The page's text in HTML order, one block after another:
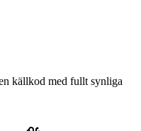
källkod med fullt synliga